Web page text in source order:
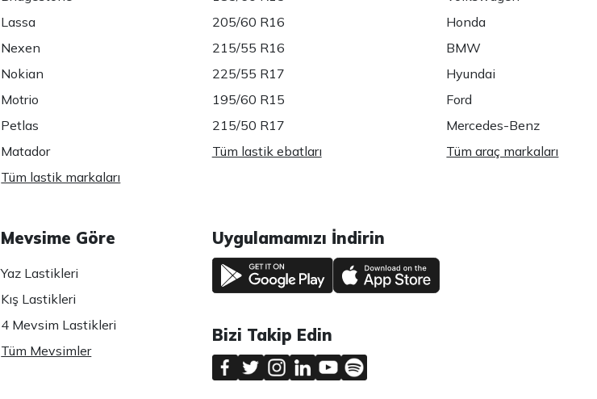
Lassa
Nexen
Nokian
Motrio
Petlas
Matador
Tüm lastik markaları
205/60 R16
215/55 R16
225/55 R17
195/60 R15
215/50 R17
Tüm lastik ebatları
Honda
BMW
Hyundai
Ford
Mercedes-Benz
Tüm araç markaları
Mevsime Göre
Yaz Lastikleri
Kış Lastikleri
4 Mevsim Lastikleri
Tüm Mevsimler
Uygulamamızı İndirin
Bizi Takip Edin